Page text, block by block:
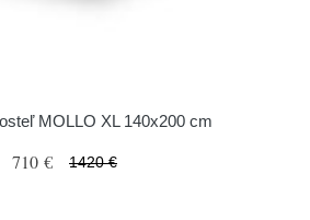
MOLLO XL 140x200 cm
710 € 1420 €